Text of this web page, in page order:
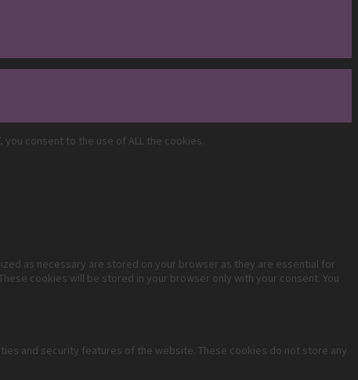
consent to the use of ALL the cookies.
as necessary are stored on your browser as they are essential for
cookies will be stored in your browser only with your consent. You
and security features of the website. These cookies do not store any